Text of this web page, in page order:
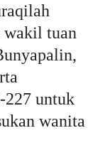
wakil tuan
227 untuk
wanita